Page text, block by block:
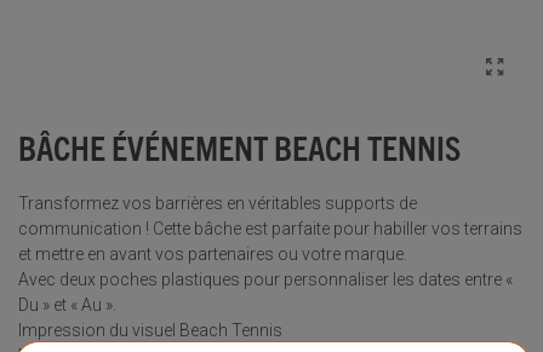
BÂCHE ÉVÉNEMENT BEACH TENNIS
Transformez vos barrières en véritables supports de
communication ! Cette bâche est parfaite pour habiller vos terrains
et mettre en avant vos partenaires ou votre marque.
Avec deux poches plastiques pour personnaliser les dates entre «
Du » et « Au ».
Impression du visuel Beach Tennis